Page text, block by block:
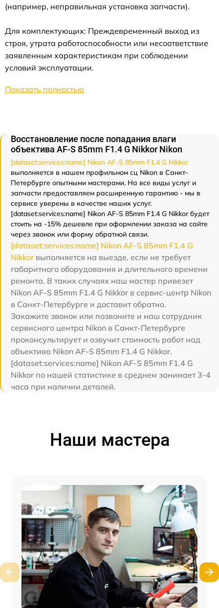
(например, неправильная установка запчасти).
Для комплектующих: Преждевременный выход из
строя, утрата работоспособности или несоответствие
заявленным характеристикам при соблюдении
условий эксплуатации.
Показать полностью
Восстановление после попадания влаги
объектива AF-S 85mm F1.4 G Nikkor Nikon
[dataset:services:name] Nikon AF-S 85mm F1.4 G Nikkor
выполняется в нашем профильном сц Nikon в Санкт-
Петербурге опытными мастерами. На все виды услуг и
запчасти предоставляем расширенную гарантию - мы в
сервисе уверены в качестве наших услуг.
[dataset:services:name] Nikon AF-S 85mm F1.4 G Nikkor будет
стоить на -15% дешевле при оформлении заказа на сайте
через звонок или форму обратной связи.
[dataset:services:name] Nikon AF-S 85mm F1.4 G
Nikkor выполняется на выезде, если не требует
габаритного оборудования и длительного времени
ремонта. В таких случаях наш мастер привезет
Nikon AF-S 85mm F1.4 G Nikkor в сервис-центр Nikon
в Санкт-Петербурге и доставит обратно.
Закажите звонок или позвоните и наш сотрудник
сервисного центра Nikon в Санкт-Петербурге
проконсультирует и озвучит стоимость работ над
объектива Nikon AF-S 85mm F1.4 G Nikkor.
[dataset:services:name] Nikon AF-S 85mm F1.4 G
Nikkor по нашей статистике в среднем занимает 3-4
часа при наличии деталей.
Наши мастера